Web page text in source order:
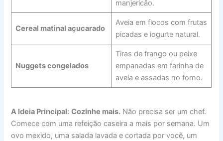
manjericão.
Cereal matinal açucarado
Aveia em flocos com frutas
picadas e iogurte natural.
Nuggets congelados
Tiras de frango ou peixe
empanadas em farinha de
aveia e assadas no forno.
A Ideia Principal: Cozinhe mais. Não precisa ser um chef.
Comece com uma refeição caseira a mais por semana. Um
ovo mexido, uma salada lavada e cortada por você, um